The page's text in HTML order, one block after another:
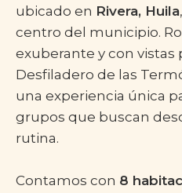
ubicado en Rivera, Huila
centro del municipio.
exuberante y con vistas
Desfiladero de las
una experiencia única
grupos que buscan
rutina.
Contamos con 8